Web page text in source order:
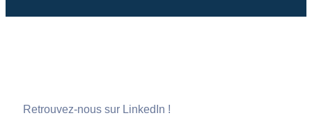
Retrouvez-nous sur LinkedIn !